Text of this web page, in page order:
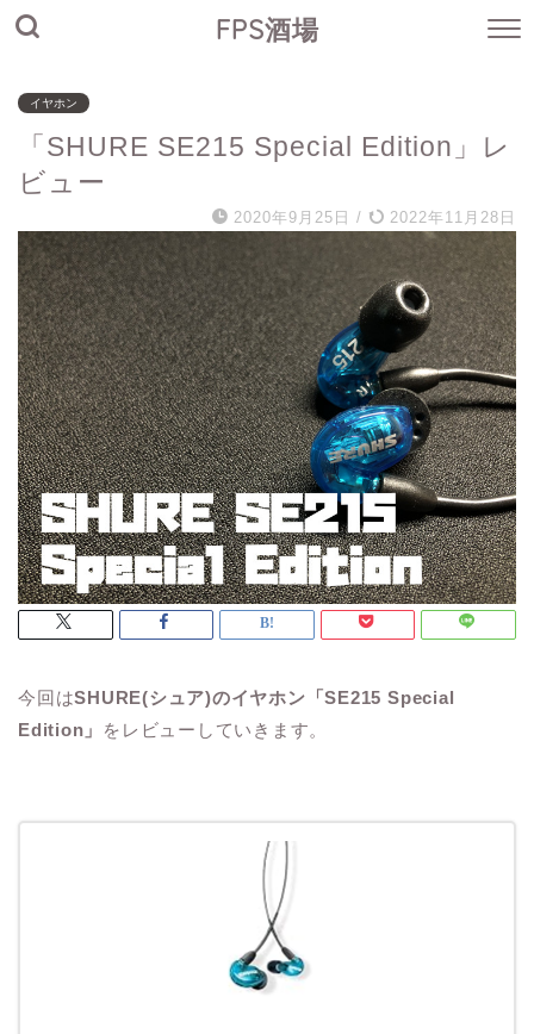
FPS酒場
イヤホン
「SHURE SE215 Special Edition」レ
ビュー
2020年9月25日 / 2022年11月28日
今回はSHURE(シュア)のイヤホン「SE215 Special
Edition」
をレビューしていきます。